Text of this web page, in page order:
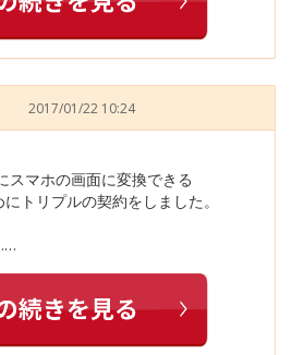
2017/01/22 10:24
スマホの画面に変換できる
トリプルの契約をしました。